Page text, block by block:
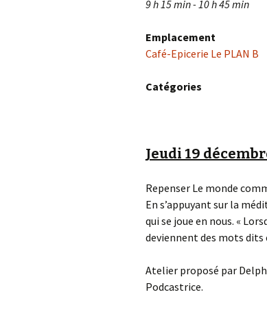
9 h 15 min - 10 h 45 min
Emplacement
Café-Epicerie Le PLAN B
Catégories
Jeudi 19
Repenser Le monde
En s’appuyant sur la
qui se joue en nous. «
deviennent des mots dits
Atelier proposé par
Podcastrice.